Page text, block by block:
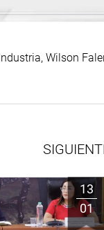
Wilson
13
01